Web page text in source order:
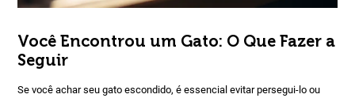
Você Encontrou um Gato: O Que Fazer a
Seguir
Se você achar seu gato escondido, é essencial evitar persegui-lo ou